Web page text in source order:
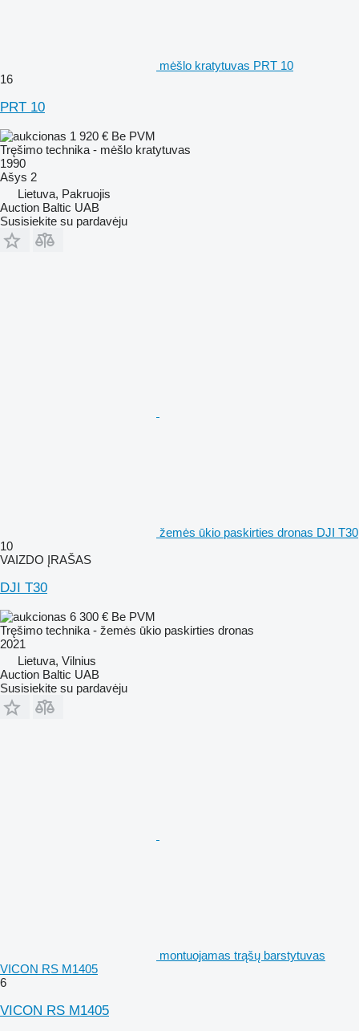
mėšlo kratytuvas PRT 10
16
PRT 10
1 920 € Be PVM
Tręšimo technika - mėšlo kratytuvas
1990
Ašys 2
Lietuva, Pakruojis
Auction Baltic UAB
Susisiekite su pardavėju
žemės ūkio paskirties dronas DJI T30
10
VAIZDO ĮRAŠAS
DJI T30
6 300 € Be PVM
Tręšimo technika - žemės ūkio paskirties dronas
2021
Lietuva, Vilnius
Auction Baltic UAB
Susisiekite su pardavėju
montuojamas trąšų barstytuvas
VICON RS M1405
6
VICON RS M1405